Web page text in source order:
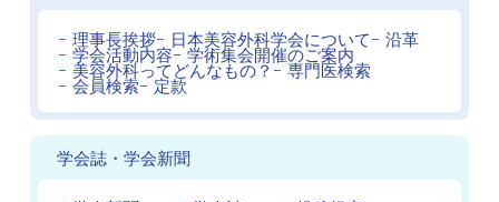
理事長挨拶 日本美容外科学会について
沿革
学会活動内容
学術集会開催のご案内
美容外科ってどんなもの？
専門医検索
会員検索
定款
学会誌・学会新聞